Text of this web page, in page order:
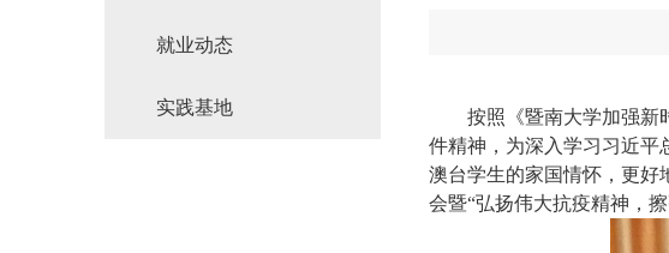
就业动态
实践基地 按照《暨南大学加强新
件精神，为深入学习习近平
澳台学生的家国情怀，更好
会暨“弘扬伟大抗疫精神，